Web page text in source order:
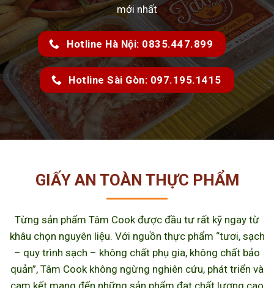
mới nhất
Hotline Hà Nội: 0835.447.899
Hotline Sài Gòn: 097.195.1415
GIẤY AN TOÀN THỰC PHẨM
Từng sản phẩm Tâm Cook được đầu tư rất kỹ ngay từ
khâu chọn nguyên liệu. Với nguồn thực phẩm “tươi, sạch
– quy trình sạch – không chất phụ gia, không chất bảo
quản”, Tâm Cook không ngừng nghiên cứu, phát triển và